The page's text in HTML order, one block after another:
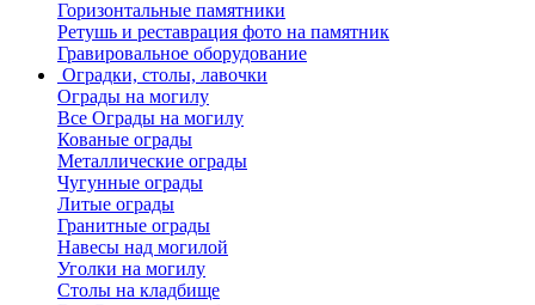
Горизонтальные памятники
Ретушь и реставрация фото на памятник
Гравировальное оборудование
Оградки, столы, лавочки
Ограды на могилу
Все Ограды на могилу
Кованые ограды
Металлические ограды
Чугунные ограды
Литые ограды
Гранитные ограды
Навесы над могилой
Уголки на могилу
Столы на кладбище